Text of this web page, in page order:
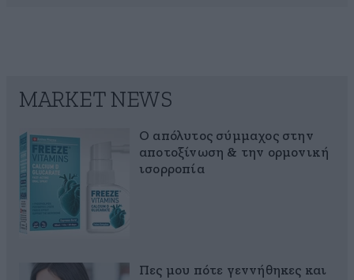
MARKET NEWS
Ο απόλυτος σύμμαχος στην
αποτοξίνωση & την ορμονική
ισορροπία
Πες μου πότε γεννήθηκες και